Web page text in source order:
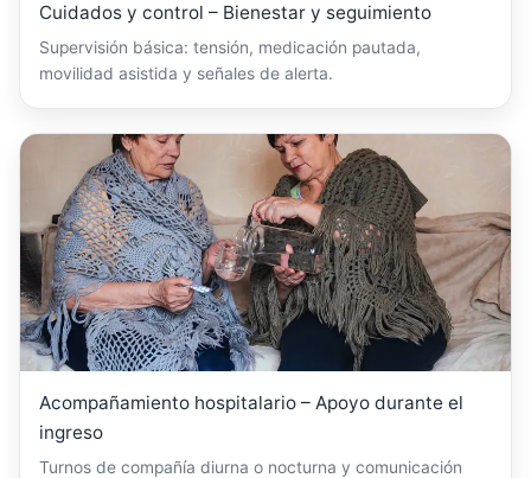
Cuidados y control – Bienestar y seguimiento
Supervisión básica: tensión, medicación pautada,
movilidad asistida y señales de alerta.
Acompañamiento hospitalario – Apoyo durante el
ingreso
Turnos de compañía diurna o nocturna y comunicación